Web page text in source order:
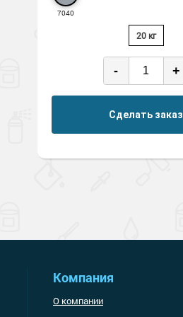
7040
20 кг
- +
Сделать заказ
Компания
О компании